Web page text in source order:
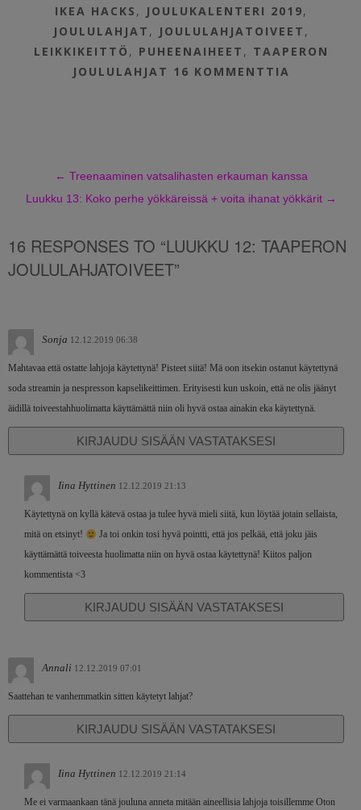
IKEA HACKS , JOULUKALENTERI 2019,
JOULULAHJAT , JOULULAHJATOIVEET ,
LEIKKIKEITTÖ , PUHEENAIHEET , TAAPERON
JOULULAHJAT 16 KOMMENTTIA
← Treenaaminen vatsalihasten erkauman kanssa
Luukku 13: Koko perhe yökkäreissä + voita ihanat yökkärit →
16 RESPONSES TO “LUUKKU 12: TAAPERON
JOULULAHJATOIVEET”
Sonja 12.12.2019 06:38
Mahtavaa että ostatte lahjoja käytettynä! Pisteet siitä! Mä oon itsekin ostanut käytettynä
soda streamin ja nespresson kapselikeittimen. Erityisesti kun uskoin, että ne olis jäänyt
äidillä toiveestahhuolimatta käyttämättä niin oli hyvä ostaa ainakin eka käytettynä.
KIRJAUDU SISÄÄN VASTATAKSESI
Iina Hyttinen 12.12.2019 21:13
Käytettynä on kyllä kätevä ostaa ja tulee hyvä mieli siitä, kun löytää jotain sellaista,
mitä on etsinyt!
Ja toi onkin tosi hyvä pointti, että jos pelkää, että joku jäis
käyttämättä toiveesta huolimatta niin on hyvä ostaa käytettynä! Kiitos paljon
kommentista <3
KIRJAUDU SISÄÄN VASTATAKSESI
Annali 12.12.2019 07:01
Saattehan te vanhemmatkin sitten käytetyt lahjat?
KIRJAUDU SISÄÄN VASTATAKSESI
Iina Hyttinen 12.12.2019 21:14
Me ei varmaankaan tänä jouluna anneta mitään aineellisia lahjoja toisillemme Oton